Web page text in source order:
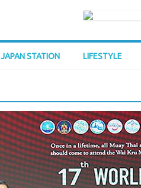
JAPAN STATION LIFESTYLE